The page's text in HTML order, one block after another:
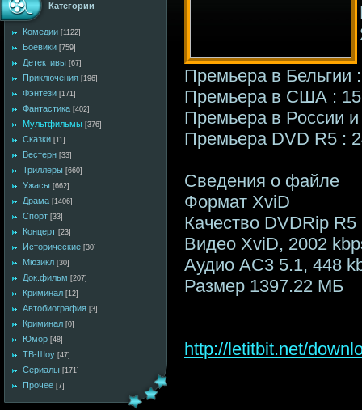
Категории
Комедии [1122]
Боевики [759]
Детективы [67]
Приключения [196]
Фэнтези [171]
Фантастика [402]
Мультфильмы [376]
Сказки [11]
Вестерн [33]
Триллеры [660]
Ужасы [662]
Драма [1406]
Спорт [33]
Концерт [23]
Исторические [30]
Мюзикл [30]
Док.фильм [207]
Криминал [12]
Автобиография [3]
Криминал [0]
Юмор [48]
ТВ-Шоу [47]
Сериалы [171]
Прочее [7]
Премьера в Бельгии
Премьера в США : 15
Премьера в России и
Премьера DVD R5 :
Сведения о файле
Формат XviD
Качество DVDRip R5
Видео XviD, 2002
Аудио AC3 5.1, 448
Размер 1397.22 МБ
http://letitbit.net/